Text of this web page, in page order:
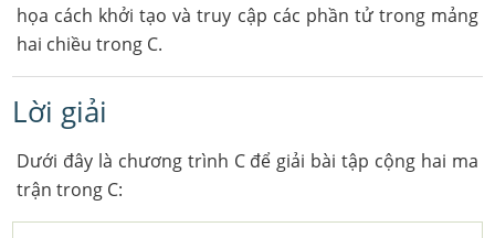
họa cách khởi tạo và truy cập các phần tử trong mảng
hai chiều trong C.
Lời giải
Dưới đây là chương trình C để giải bài tập cộng hai ma
trận trong C: